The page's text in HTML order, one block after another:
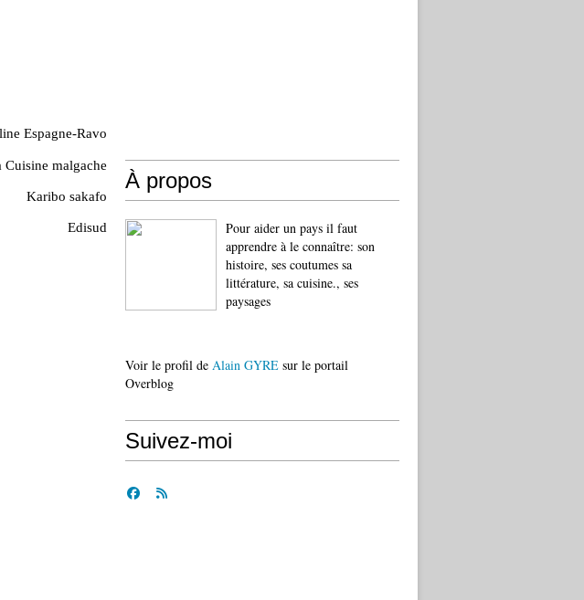
Espagne-Ravo
Cuisine malgache
Karibo sakafo
Edisud
À propos
Pour aider un pays il faut
apprendre à le connaître: son
histoire, ses coutumes sa
littérature, sa cuisine., ses
paysages
Voir le profil de Alain GYRE sur le portail
Overblog
Suivez-moi